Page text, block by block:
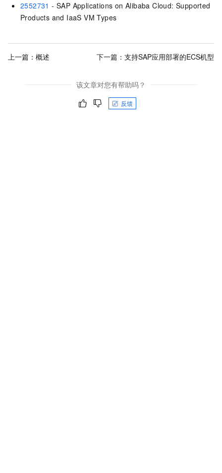
2552731 - SAP Applications on Alibaba Cloud: Supported
Products and IaaS VM Types
上一篇： 概述 下一篇： 支持SAP应用部署的ECS机型
该文章对您有帮助吗？
反馈